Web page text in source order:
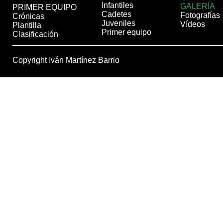
PRIMER EQUIPO
Crónicas
Plantilla
Clasificación
Infantiles
Cadetes
Juveniles
Primer equipo
GALERÍA
Fotografías
Vídeos
Copyright Iván Martínez Barrio